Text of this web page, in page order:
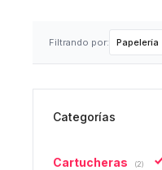
Filtrando por: Papelería
Categorías
Cartucheras (2)